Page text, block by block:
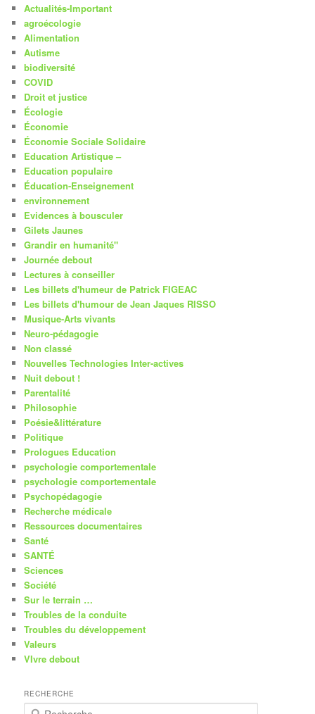
Actualités-Important
agroécologie
Alimentation
Autisme
biodiversité
COVID
Droit et justice
Écologie
Économie
Économie Sociale Solidaire
Education Artistique –
Education populaire
Éducation-Enseignement
environnement
Evidences à bousculer
Gilets Jaunes
Grandir en humanité"
Journée debout
Lectures à conseiller
Les billets d'humeur de Patrick FIGEAC
Les billets d'humour de Jean Jaques RISSO
Musique-Arts vivants
Neuro-pédagogie
Non classé
Nouvelles Technologies Inter-actives
Nuit debout !
Parentalité
Philosophie
Poésie&littérature
Politique
Prologues Education
psychologie comportementale
psychologie comportementale
Psychopédagogie
Recherche médicale
Ressources documentaires
Santé
SANTÉ
Sciences
Société
Sur le terrain …
Troubles de la conduite
Troubles du développement
Valeurs
VIvre debout
RECHERCHE